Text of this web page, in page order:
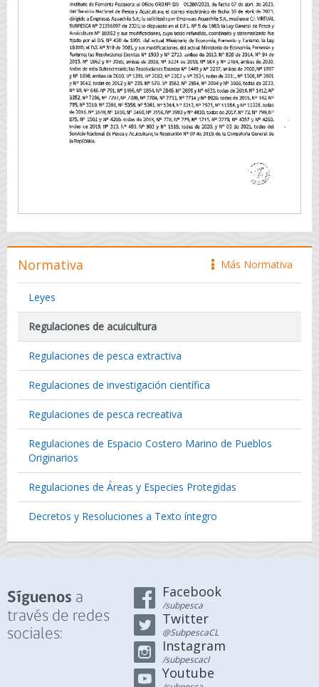
icono
Más Normativa
Normativa
Leyes
Regulaciones de acuicultura
Regulaciones de pesca extractiva
Regulaciones de investigación científica
Regulaciones de pesca recreativa
Regulaciones de Espacio Costero Marino de Pueblos
Originarios
Regulaciones de Áreas y Especies Protegidas
Decretos y Resoluciones a Texto íntegro
Síguenos a
través de redes
sociales:
Facebook
/subpesca
Twitter
@SubpescaCL
Instagram
/subpescacl
Youtube